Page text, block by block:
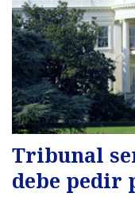
Tribunal
debe pedir